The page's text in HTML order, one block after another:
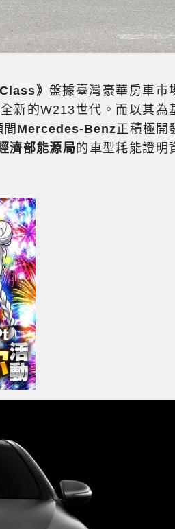
Class》盤據臺灣豪華房車市
新的W213世代。而以其為
Mercedes-Benz正積極開
濟部能源局的車型耗能證明